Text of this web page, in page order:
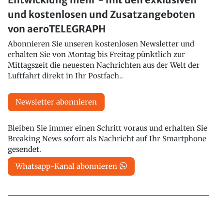
und kostenlosen und Zusatzangeboten
von aeroTELEGRAPH
Abonnieren Sie unseren kostenlosen Newsletter und
erhalten Sie von Montag bis Freitag pünktlich zur
Mittagszeit die neuesten Nachrichten aus der Welt der
Luftfahrt direkt in Ihr Postfach..
Newsletter abonnieren
Bleiben Sie immer einen Schritt voraus und erhalten Sie
Breaking News sofort als Nachricht auf Ihr Smartphone
gesendet.
Whatsapp-Kanal abonnieren